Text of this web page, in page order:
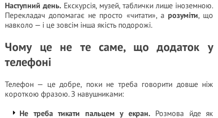
Наступний день. Екскурсія, музей, таблички лише іноземною.
Перекладач допомагає не просто «читати», а розуміти, що
навколо — і це зовсім інша якість подорожі.
Чому це не те саме, що додаток у
телефоні
Телефон — це добре, поки не треба говорити довше ніж
короткою фразою. З навушниками:
Не треба тикати пальцем у екран.Розмова йде як